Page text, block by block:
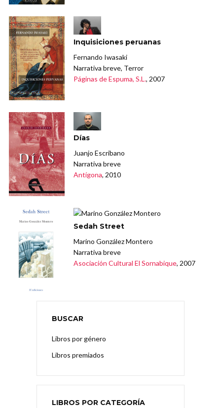
Inquisiciones peruanas
Fernando Iwasaki
Narrativa breve, Terror
Páginas de Espuma, S.L., 2007
Días
Juanjo Escribano
Narrativa breve
Antígona, 2010
Sedah Street
Marino González Montero
Narrativa breve
Asociación Cultural El Sornabique, 2007
BUSCAR
Libros por género
Libros premiados
LIBROS POR CATEGORÍA